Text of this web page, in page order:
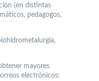
(en distintas
pedagogos,
mayores
electrónicos: